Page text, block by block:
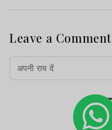
Leave a Comment